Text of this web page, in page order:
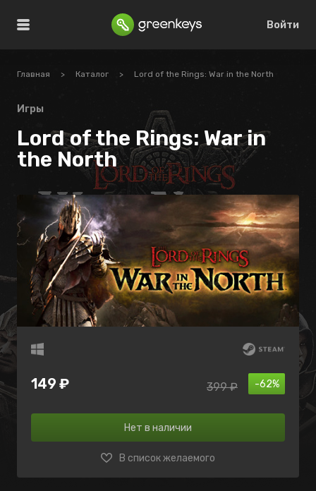
Войти
Главная > Каталог > Lord of the Rings: War in the North
Игры
Lord of the Rings: War in
the North
149 ₽ -62%
399 ₽
Нет в наличии
В список желаемого